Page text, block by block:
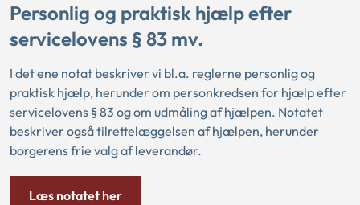
Personlig og praktisk hjælp efter
servicelovens § 83 mv.
I det ene notat beskriver vi bl.a. reglerne personlig og
praktisk hjælp, herunder om personkredsen for hjælp efter
servicelovens § 83 og om udmåling af hjælpen. Notatet
beskriver også tilrettelæggelsen af hjælpen, herunder
borgerens frie valg af leverandør.
Læs notatet her